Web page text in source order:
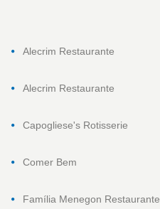
Alecrim Restaurante
Alecrim Restaurante
Capogliese's Rotisserie
Comer Bem
Família Menegon Restaurante